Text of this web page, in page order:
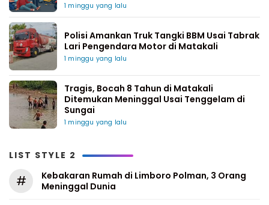
1 minggu yang lalu
Polisi Amankan Truk Tangki BBM Usai Tabrak
Lari Pengendara Motor di Matakali
1 minggu yang lalu
Tragis, Bocah 8 Tahun di Matakali
Ditemukan Meninggal Usai Tenggelam di
Sungai
1 minggu yang lalu
LIST STYLE 2
#
Kebakaran Rumah di Limboro Polman, 3 Orang
Meninggal Dunia